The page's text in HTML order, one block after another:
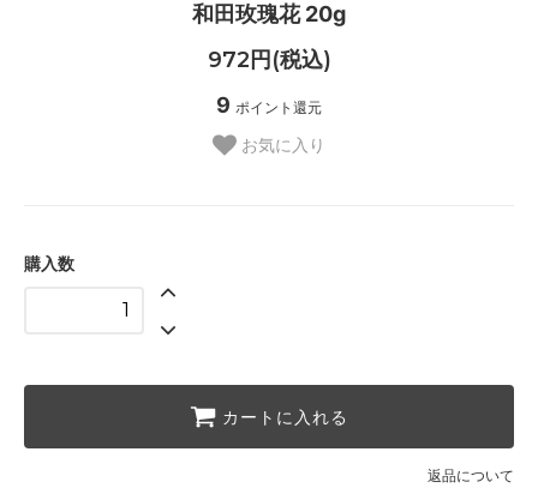
和田玫瑰花 20g
972円(税込)
9 ポイント還元
お気に入り
購入数
カートに入れる
返品について